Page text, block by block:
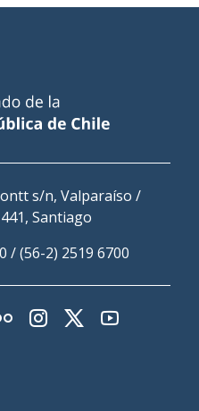
s/n, Valparaíso /
Santiago
/ (56-2) 2519 6700